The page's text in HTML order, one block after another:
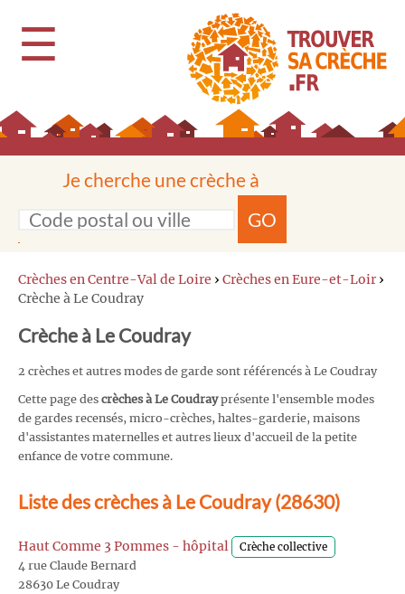
☰
Je cherche une crèche à
GO
Crèches en Centre-Val de Loire › Crèches en Eure-et-Loir ›
Crèche à Le Coudray
Crèche à Le Coudray
2 crèches et autres modes de garde sont référencés à Le Coudray
Cette page des crèches à Le Coudrayprésente l'ensemble modes
de gardes recensés, micro-crèches, haltes-garderie, maisons
d'assistantes maternelles et autres lieux d'accueil de la petite
enfance de votre commune.
Liste des crèches à Le Coudray (28630)
Haut Comme 3 Pommes - hôpital Crèche collective
4 rue Claude Bernard
28630 Le Coudray